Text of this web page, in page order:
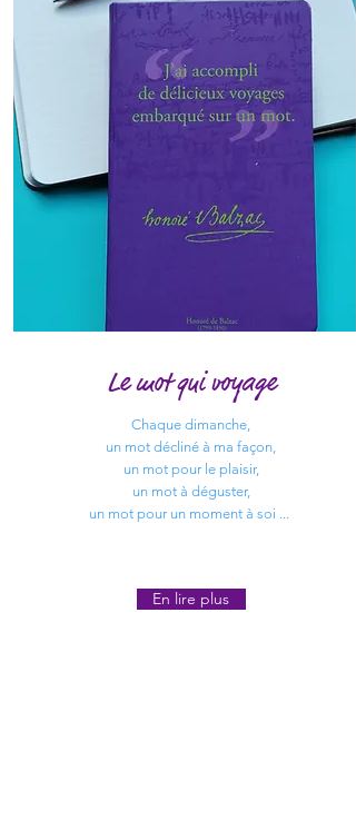
Le mot qui voyage
Chaque dimanche,
un mot décliné à ma façon,
un mot pour le plaisir,
un mot à déguster,
un mot pour un moment à soi ...
En lire plus